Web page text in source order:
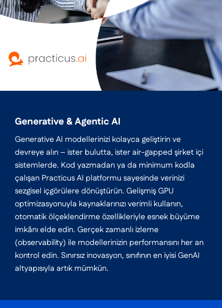
Generative & Agentic AI
Generative AI modellerinizi kolayca geliştirin ve
devreye alın – ister bulutta, ister air-gapped şirket içi
sistemlerde. Kod yazmadan ya da minimum kodla
çalışan Practicus AI platformu sayesinde verinizi
sezgisel içgörülere dönüştürün. Gelişmiş GPU
optimizasyonuyla kaynaklarınızı verimli kullanın,
otomatik ölçeklendirme özellikleriyle esnek büyüme
imkânı elde edin. Gerçek zamanlı izleme
(observability) ile modellerinizin performansını her an
kontrol edin. Sınırsız inovasyon, sınıfının en iyisi GenAI
altyapısıyla artık mümkün.